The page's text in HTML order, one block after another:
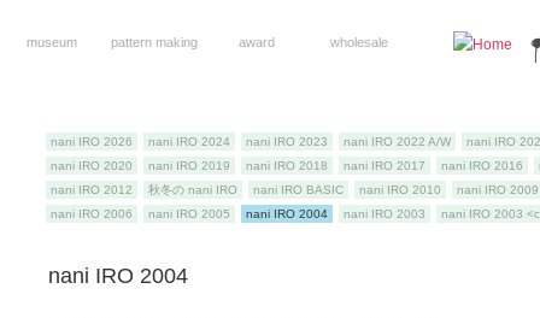
museum pattern making award wholesale
nani IRO 2026 nani IRO 2024 nani IRO 2023 nani IRO 2022 A/W
nani IRO
nani IRO 2020
nani IRO 2019 nani IRO 2018 nani IRO 2017 nani IRO 2016
nani IRO 2012
秋冬の nani IRO nani IRO BASIC nani IRO 2010
nani IRO 2009
nani IRO 2006
nani IRO 2005 nani IRO 2004 nani IRO 2003 nani IRO 2003
nani IRO 2004